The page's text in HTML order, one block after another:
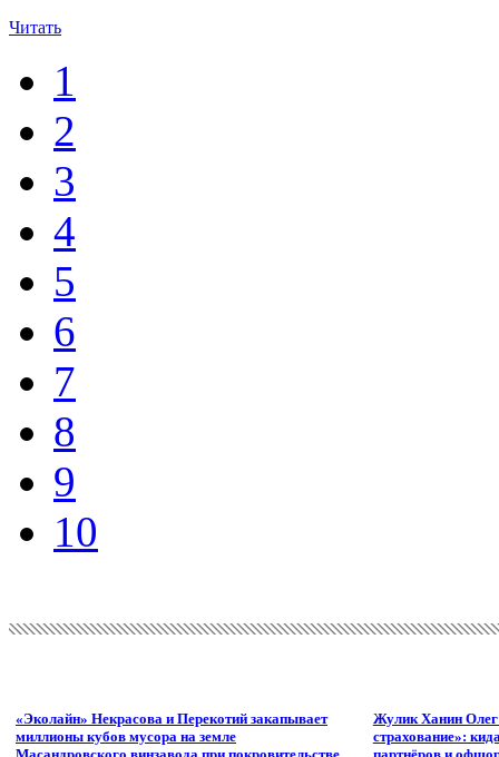
Читать
1
2
3
4
5
6
7
8
9
10
«Эколайн» Некрасова и Перекотий закапывает
миллионы кубов мусора на земле
Жулик Ханин
страхование»: